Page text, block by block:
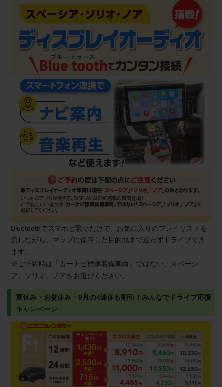
Bluetoothでスマホと繋ぐだけで、お気に入りのプレイリストを
流しながら、マップに保存した目的地まで迷わずドライブでき
ます。
※ご予約時は「カーナビ標準装備車両」ではない、スペーシ
ア、ソリオ、ノアをお選びください。
夏休み・お盆休み・9月の4連休も割引！みんなでドライブ応援
キャンペーン